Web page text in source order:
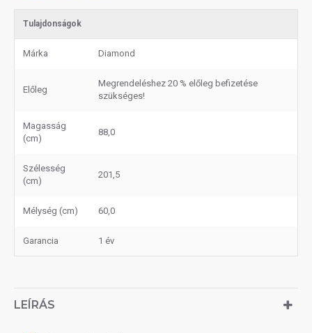
Tulajdonságok
Márka Diamond
Előleg
Megrendeléshez 20 % előleg befizetése
szükséges!
Magasság
(cm)
88,0
Szélesség
(cm)
201,5
Mélység (cm) 60,0
Garancia 1 év
LEÍRÁS